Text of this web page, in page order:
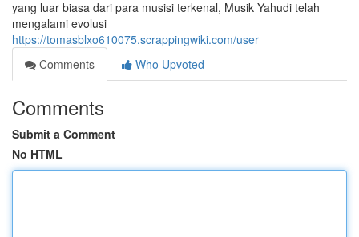
yang luar biasa dari para musisi terkenal, Musik Yahudi telah
mengalami evolusi
https://tomasblxo610075.scrappingwiki.com/user
Comments
Who Upvoted
Comments
Submit a Comment
No HTML